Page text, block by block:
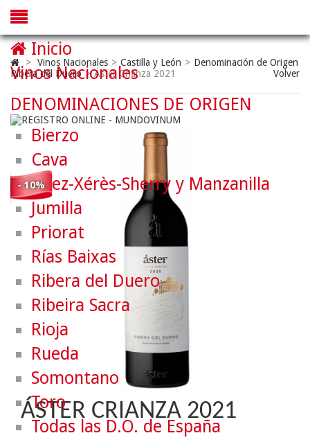
> Vinos Nacionales > Castilla y León > Denominación de Origen
Ribera del Duero > Áster Crianza 2021 Volver
- 10%
ÁSTER CRIANZA 2021
Inicio
Vinos Nacionales
DENOMINACIONES DE ORIGEN
Bierzo
Cava
Jerez-Xérès-Sherry y Manzanilla
Jumilla
Priorat
Rías Baixas
Ribera del Duero
Ribeira Sacra
Rioja
Rueda
Somontano
Toro
Todas las D.O. de España